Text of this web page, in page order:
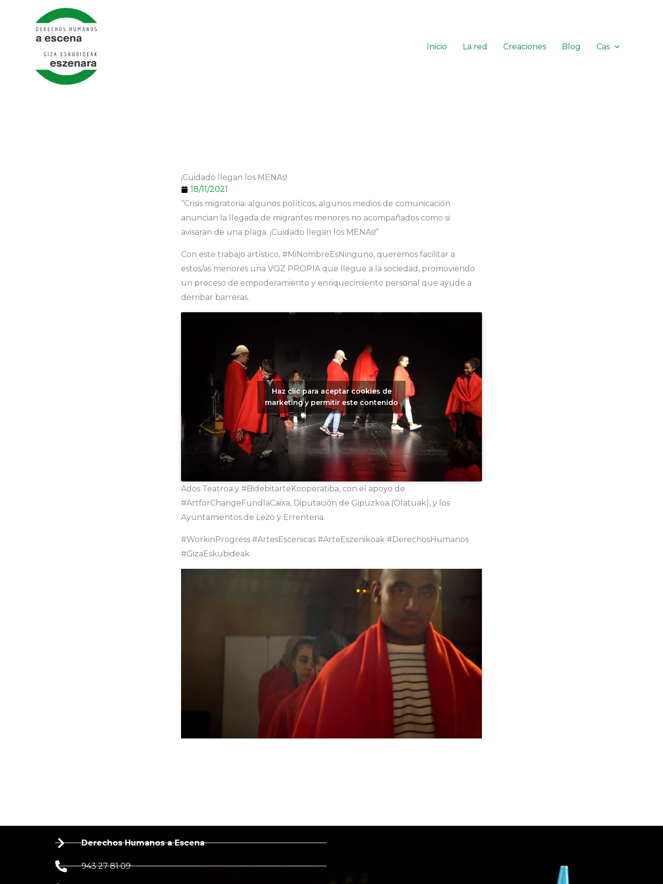
contenido
Inicio
La red Creaciones Blog Cas
¡Cuidado llegan los MENAs!
18/11/2021
“Crisis migratoria: algunos políticos, algunos medios de comunicación
anuncian la llegada de migrantes menores no acompañados como si
avisaran de una plaga. ¡Cuidado llegan los MENAs!”
Con este trabajo artístico, #MiNombreEsNinguno, queremos facilitar a
estos/as menores una VOZ PROPIA que llegue a la sociedad, promoviendo
un proceso de empoderamiento y enriquecimiento personal que ayude a
derribar barreras.
Haz clic para aceptar cookies de
marketing y permitir este contenido
Ados Teatroa y #BidebitarteKooperatiba, con el apoyo de
#ArtforChangeFundlaCaixa, Diputación de Gipuzkoa (Olatuak), y los
Ayuntamientos de Lezo y Errenteria.
#WorkinProgress #ArtesEscenicas #ArteEszenikoak #DerechosHumanos
#GizaEskubideak
Derechos Humanos a Escena
943 27 81 09